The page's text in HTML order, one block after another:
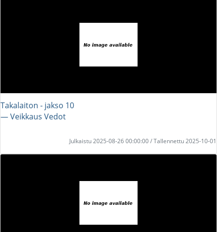
Takalaiton - jakso 10
― Veikkaus Vedot
Julkaistu 2025-08-26 00:00:00 / Tallennettu 2025-10-01